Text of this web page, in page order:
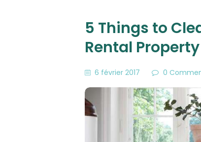
5 Things to
Rental Property
6 février 2017 0